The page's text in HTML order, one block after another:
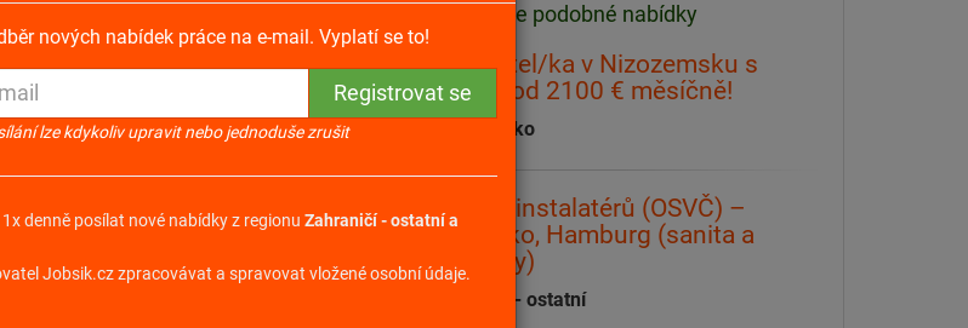
od 2050 €
nových nabídek práce na e-mail. Vyplatí se to!
lze kdykoliv upravit nebo jednoduše zrušit
denně posílat nové nabídky z regionu Zahraničí - ostatní a
Jobsik.cz zpracovávat a spravovat vložené osobní údaje.
Našli jsme podobné nabídky
Pečovatel/ka v Nizozemsku s
platem od 2100 € měsíčně!
Nizozemsko
Dvojice instalatérů (OSVČ) –
Německo, Hamburg (sanita a
radiátory)
Zahraničí - ostatní